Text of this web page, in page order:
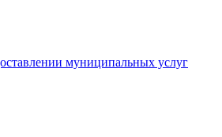
муниципальных услуг